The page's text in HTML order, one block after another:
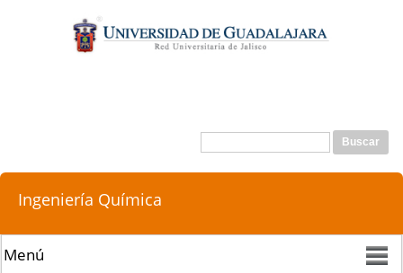
contenido
principal
Formulario de búsqueda
Buscar
Ingeniería Química